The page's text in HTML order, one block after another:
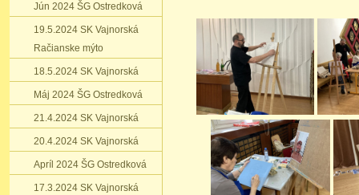
Jún 2024 ŠG Ostredková
19.5.2024 SK Vajnorská
Račianske mýto
18.5.2024 SK Vajnorská
Máj 2024 ŠG Ostredková
21.4.2024 SK Vajnorská
20.4.2024 SK Vajnorská
Apríl 2024 ŠG Ostredková
17.3.2024 SK Vajnorská